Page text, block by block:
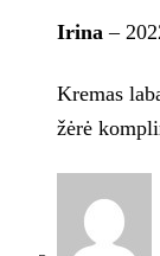
Irina–
Kremas
žėrė